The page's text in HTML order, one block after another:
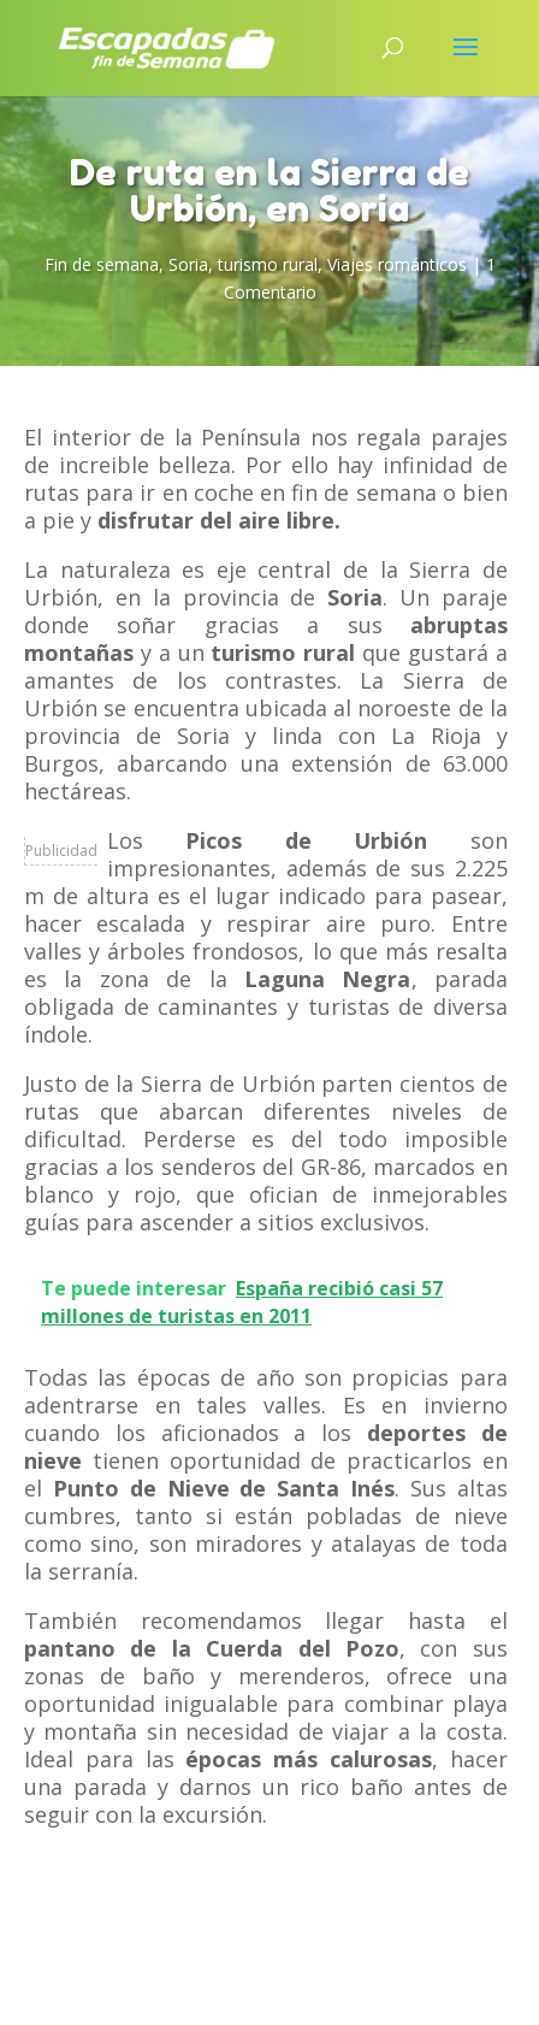
De ruta en la Sierra de
Urbión, en Soria
Fin de semana, Soria,turismo rural,Viajes románticos|1
Comentario
El interior de la Península nos regala parajes
de increible belleza. Por ello hay infinidad de
rutas para ir en coche en fin de semana o bien
a pie y disfrutar del aire libre.
La naturaleza es eje central de la Sierra de
Urbión, en la provincia de Soria. Un paraje
donde soñar gracias a sus abruptas
montañas y a un turismo rural que gustará a
amantes de los contrastes. La Sierra de
Urbión se encuentra ubicada al noroeste de la
provincia de Soria y linda con La Rioja y
Burgos, abarcando una extensión de 63.000
hectáreas.
Publicidad Los Picos de Urbión son
impresionantes, además de sus 2.225
m de altura es el lugar indicado para pasear,
hacer escalada y respirar aire puro. Entre
valles y árboles frondosos, lo que más resalta
es la zona de la Laguna Negra, parada
obligada de caminantes y turistas de diversa
índole.
Justo de la Sierra de Urbión parten cientos de
rutas que abarcan diferentes niveles de
dificultad. Perderse es del todo imposible
gracias a los senderos del GR-86, marcados en
blanco y rojo, que ofician de inmejorables
guías para ascender a sitios exclusivos.
Te puede interesar España recibió casi 57
millones de turistas en 2011
Todas las épocas de año son propicias para
adentrarse en tales valles. Es en invierno
cuando los aficionados a los deportes de
nieve tienen oportunidad de practicarlos en
el Punto de Nieve de Santa Inés. Sus altas
cumbres, tanto si están pobladas de nieve
como sino, son miradores y atalayas de toda
la serranía.
También recomendamos llegar hasta el
pantano de la Cuerda del Pozo, con sus
zonas de baño y merenderos, ofrece una
oportunidad inigualable para combinar playa
y montaña sin necesidad de viajar a la costa.
Ideal para las épocas más calurosas, hacer
una parada y darnos un rico baño antes de
seguir con la excursión.